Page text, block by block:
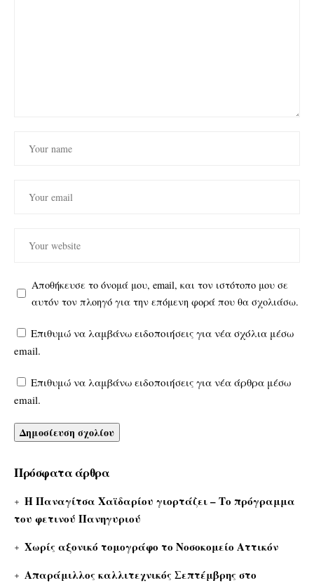
Αποθήκευσε το όνομά μου, email, και τον ιστότοπο μου σε
αυτόν τον πλοηγό για την επόμενη φορά που θα σχολιάσω.
Επιθυμώ να λαμβάνω ειδοποιήσεις για νέα σχόλια μέσω
email.
Επιθυμώ να λαμβάνω ειδοποιήσεις για νέα άρθρα μέσω
email.
Πρόσφατα άρθρα
Η Παναγίτσα Χαϊδαρίου γιορτάζει – Το πρόγραμμα
του φετινού Πανηγυριού
Χωρίς αξονικό τομογράφο το Νοσοκομείο Αττικόν
Απαράμιλλος καλλιτεχνικός Σεπτέμβρης στο